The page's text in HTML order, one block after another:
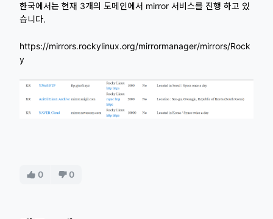
한국에서는 현재 3개의 도메인에서 mirror 서비스를 진행 하고 있
습니다.
https://mirrors.rockylinux.org/mirrormanager/mirrors/Rock
y
0 0